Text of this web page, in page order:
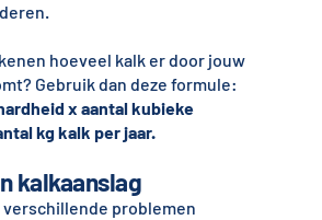
hoeveel kalk er door jouw
Gebruik dan deze formule:
x aantal kubieke
kg kalk per jaar.
kalkaanslag
verschillende problemen